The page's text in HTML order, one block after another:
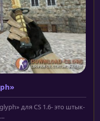
для CS 1.6- это штык-